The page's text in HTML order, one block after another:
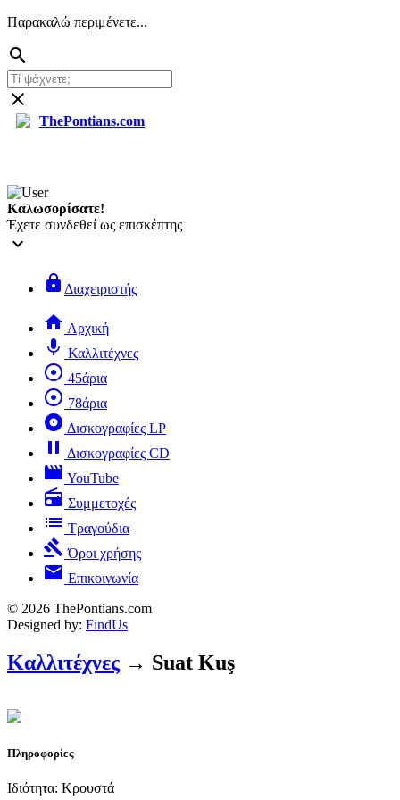
Παρακαλώ περιμένετε...
search
close
ThePontians.com
Καλωσορίσατε!
Έχετε συνδεθεί ως επισκέπτης
keyboard_arrow_down
lock Διαχειριστής
home Αρχική
mic Καλλιτέχνες
adjust 45άρια
adjust 78άρια
album Δισκογραφίες LP
pause Δισκογραφίες CD
movie YouTube
radio Συμμετοχές
list Τραγούδια
gavel Όροι χρήσης
mail Επικοινωνία
© 2026 ThePontians.com
Designed by: FindUs
Καλλιτέχνες → Suat Kuş
Πληροφορίες
Ιδιότητα: Κρουστά